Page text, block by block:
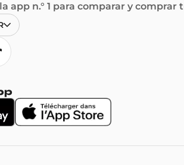
app n.° 1 para comparar y